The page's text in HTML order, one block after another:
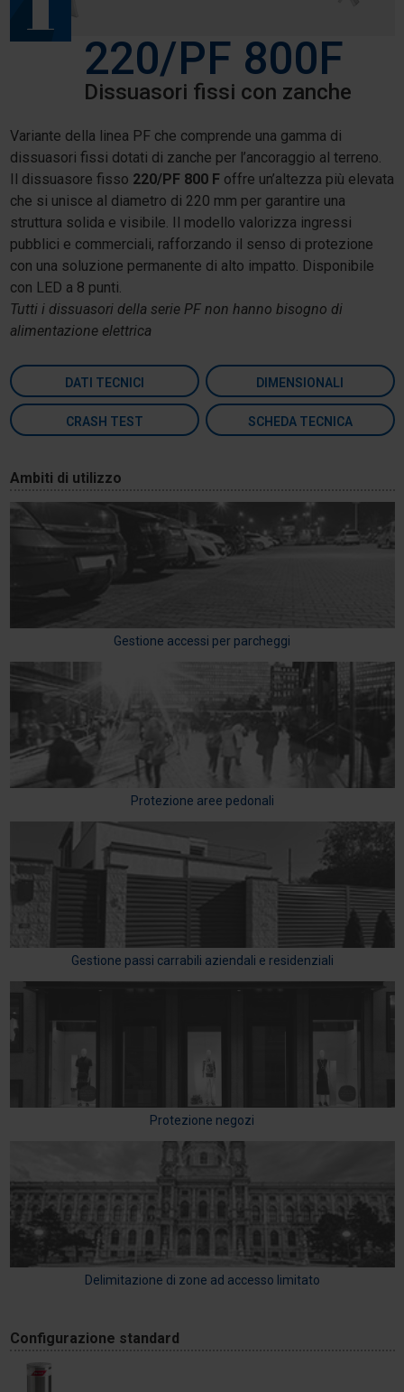
220/PF 800F
Dissuasori fissi con zanche
Variante della linea PF che comprende una gamma di
dissuasori fissi dotati di zanche per l’ancoraggio al terreno.
Il dissuasore fisso 220/PF 800 Foffre un’altezza più elevata
che si unisce al diametro di 220 mm per garantire una
struttura solida e visibile. Il modello valorizza ingressi
pubblici e commerciali, rafforzando il senso di protezione
con una soluzione permanente di alto impatto. Disponibile
con LED a 8 punti.
Tutti i dissuasori della serie PF non hanno bisogno di
alimentazione elettrica
DATI TECNICI DIMENSIONALI
CRASH TEST SCHEDA TECNICA
Ambiti di utilizzo
Gestione accessi per parcheggi
Protezione aree pedonali
Gestione passi carrabili aziendali e residenziali
Protezione negozi
Delimitazione di zone ad accesso limitato
Configurazione standard